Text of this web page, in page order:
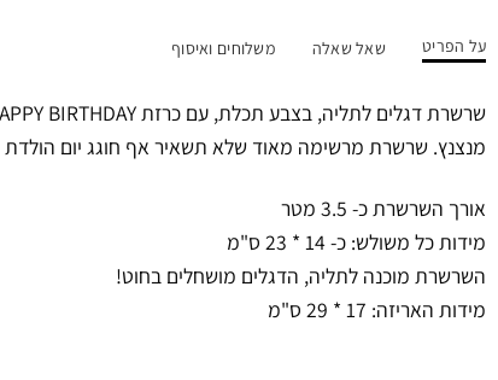
על הפריט שאל שאלה משלוחים ואיסוף
מנצנץ. שרשרת מרשימה מאוד שלא תשאיר אף חוגג יום
אורך השרשרת כ- 3.5 מטר
מידות כל משולש: כ- 14 * 23 ס"מ
השרשרת מוכנה לתליה, הדגלים מושחלים בחוט!
מידות האריזה: 17 * 29 ס"מ